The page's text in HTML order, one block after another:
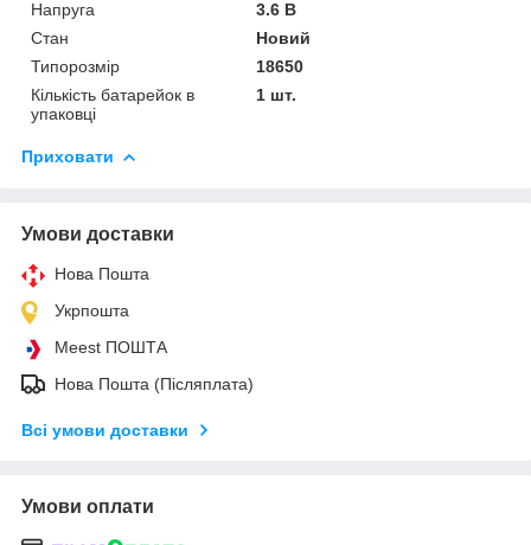
Напруга
3.6 В
Стан
Новий
Типорозмір
18650
Кількість батарейок в
упаковці
1 шт.
Приховати
Умови доставки
Нова Пошта
Укрпошта
Meest ПОШТА
Нова Пошта (Післяплата)
Всі умови доставки
Умови оплати